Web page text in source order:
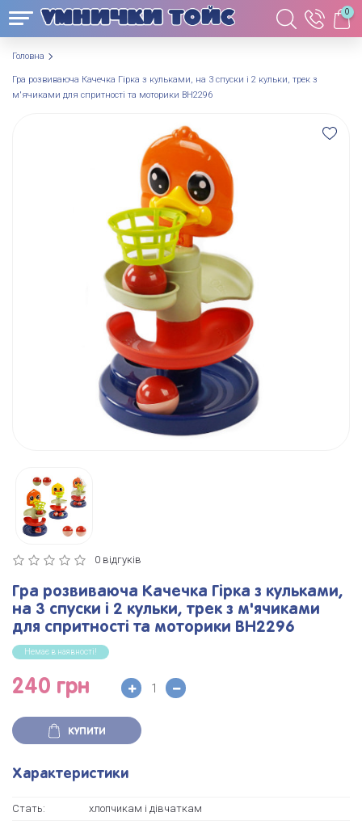
0
Головна
Гра розвиваюча Качечка Гірка з кульками, на 3 спуски і 2 кульки, трек з
м'ячиками для спритності та моторики BH2296
0 відгуків
Гра розвиваюча Качечка Гірка з кульками,
на 3 спуски і 2 кульки, трек з м'ячиками
для спритності та моторики BH2296
Немає в наявності!
240 грн
КУПИТИ
Характеристики
Стать:
хлопчикам і дівчаткам